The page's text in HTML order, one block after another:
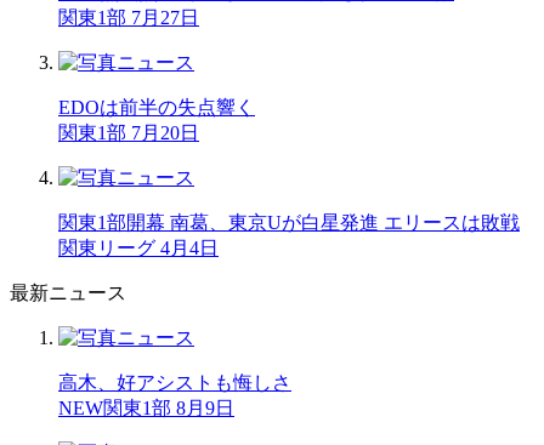
関東1部 7月27日
EDOは前半の失点響く
関東1部 7月20日
関東1部開幕 南葛、東京Uが白星発進 エリースは敗戦
関東リーグ 4月4日
最新ニュース
高木、好アシストも悔しさ
NEW関東1部 8月9日